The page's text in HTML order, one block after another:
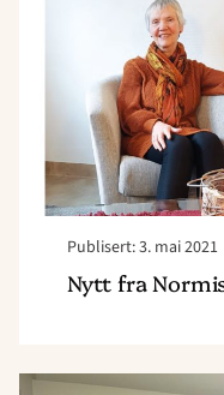
Publisert: 3. mai 2021
Nytt fra